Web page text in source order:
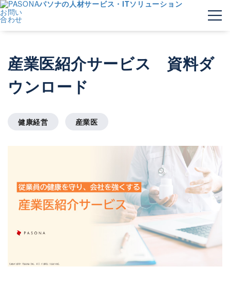
パソナの人材サービス・ITソリューション
お問い
合わせ
産業医紹介サービス 資料ダ
ウンロード
健康経営 産業医